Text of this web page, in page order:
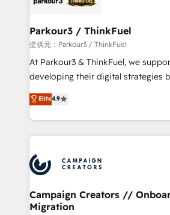
companies scale faster and smarter. 🔹 BOOMS:
Demand generation for all your buyers With
you invest in 100% of your buyers,
growth and positioning yourself as
transformation process A
implement HubSpot effectively
record of business transformation,
approach has helped brands
Parkour3 / ThinkFuel
提供元：Parkour3 / ThinkFuel
At Parkour3 & ThinkFuel, we
developing their digital strategies
technologies and automating their
sales processes to generate
from Strategy to Operations. We
onboarding and implementation,
extensive experience working with
and manufacturers since 2002, we
empowering our clients and
autonomy. Get to grips with
Elite4.9
Campaign Creators //
Migration